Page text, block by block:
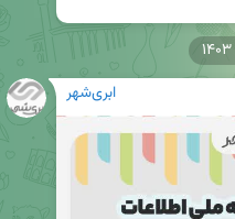
ابری‌شهر